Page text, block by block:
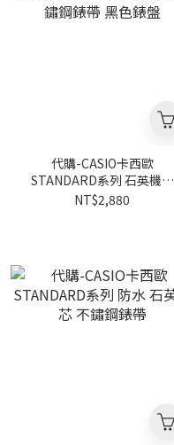
代購-CASIO卡西歐
STANDARD系列 石英機芯
不鏽鋼錶帶 黑色錶盤
NT$2,880